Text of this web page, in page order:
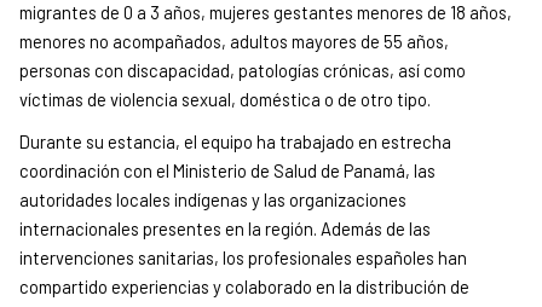
migrantes de 0 a 3 años, mujeres gestantes menores de 18 años,
menores no acompañados, adultos mayores de 55 años,
personas con discapacidad, patologías crónicas, así como
víctimas de violencia sexual, doméstica o de otro tipo.
Durante su estancia, el equipo ha trabajado en estrecha
coordinación con el Ministerio de Salud de Panamá, las
autoridades locales indígenas y las organizaciones
internacionales presentes en la región. Además de las
intervenciones sanitarias, los profesionales españoles han
compartido experiencias y colaborado en la distribución de